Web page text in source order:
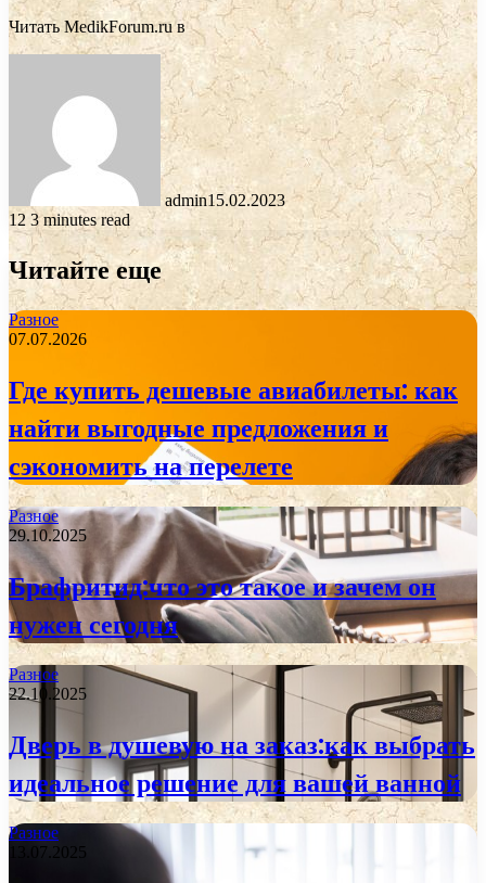
Читать MedikForum.ru в
admin15.02.2023
12 3 minutes read
Читайте еще
Разное
07.07.2026
Где купить дешевые авиабилеты: как
найти выгодные предложения и
сэкономить на перелете
Разное
29.10.2025
Брафритид:что это такое и зачем он
нужен сегодня
Разное
22.10.2025
Дверь в душевую на заказ:как выбрать
идеальное решение для вашей ванной
Разное
13.07.2025